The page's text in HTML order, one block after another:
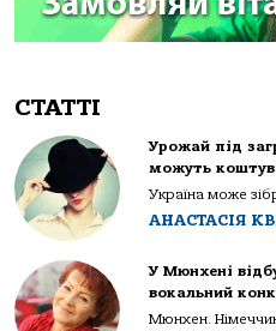
СТАТТІ
Урожай під
можуть
Україна може
АНАСТАСІЯ
У Мюнхені
вокальний
Мюнхен.